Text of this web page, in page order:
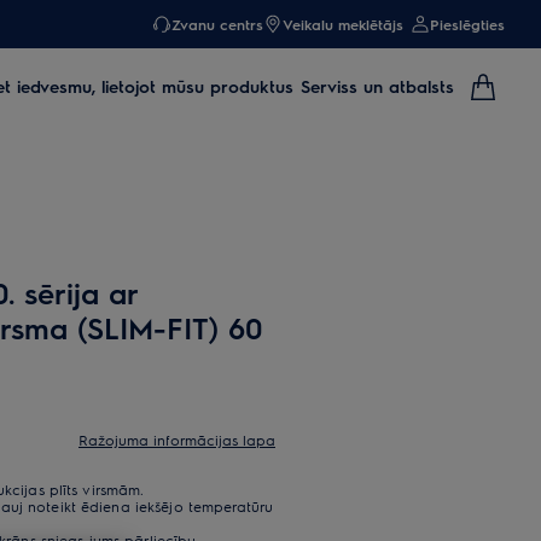
Zvanu centrs Veikalu meklētājs Pieslēgties
iedvesmu, lietojot mūsu produktus Serviss un atbalsts
sērija ar
(SLIM-FIT) 60
Ražojuma informācijas lapa
plīts virsmām.
noteikt ēdiena iekšējo temperatūru